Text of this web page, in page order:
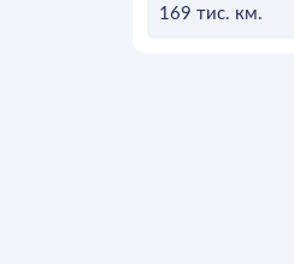
Автоплатформи
169 тис. км.